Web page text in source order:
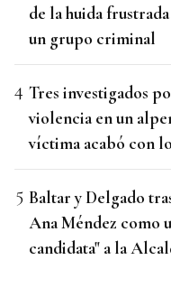
de la huida
un grupo criminal
Tres investigados
violencia en un
víctima acabó con
Baltar y Delgado
Ana Méndez como
candidata" a la